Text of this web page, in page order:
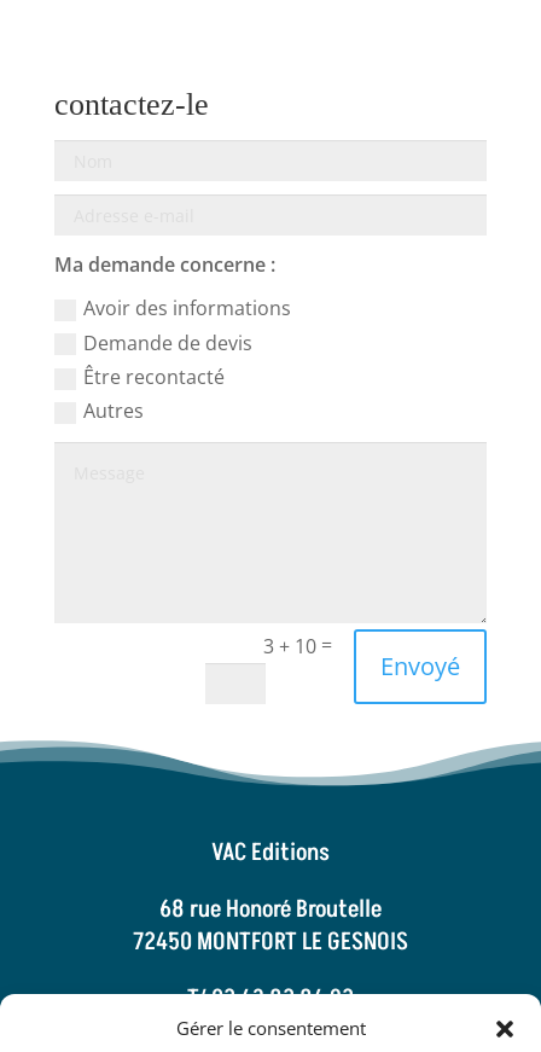
Gérer le consentement
contactez-le
Ma demande concerne :
Avoir des informations
Demande de devis
Être recontacté
Autres
3 + 10 =
Envoyé
VAC Editions
68 rue Honoré Broutelle
72450 MONTFORT LE GESNOIS
T/ 02 43 82 84 92
t.vaillant@vaceditions.com